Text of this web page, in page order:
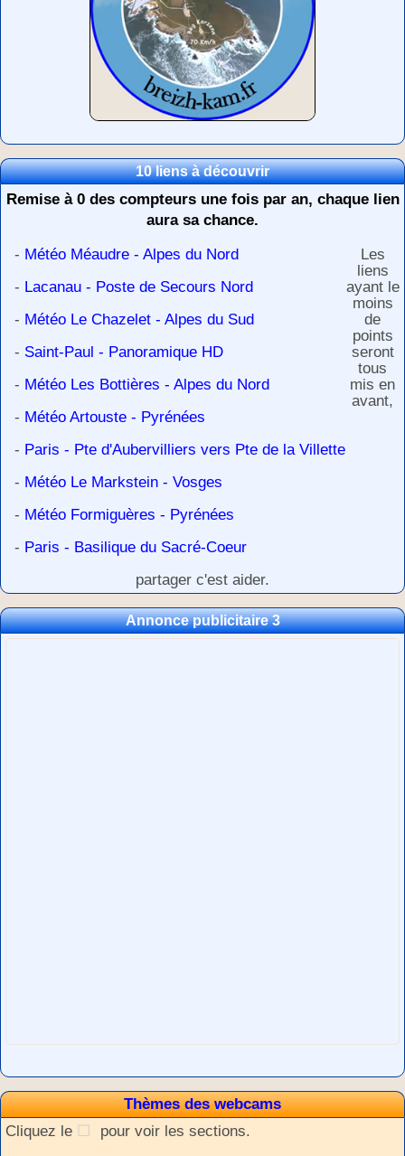
10 liens à découvrir
Remise à 0 des compteurs une fois par an, chaque lien
aura sa chance.
- Météo Méaudre - Alpes du Nord
- Lacanau - Poste de Secours Nord
- Météo Le Chazelet - Alpes du Sud
- Saint-Paul - Panoramique HD
- Météo Les Bottières - Alpes du Nord
- Météo Artouste - Pyrénées
- Paris - Pte d'Aubervilliers vers Pte de la Villette
- Météo Le Markstein - Vosges
- Météo Formiguères - Pyrénées
- Paris - Basilique du Sacré-Coeur
Les
liens
ayant le
moins
de
points
seront
tous
mis en
avant,
partager c'est aider.
Annonce publicitaire 3
Thèmes des webcams
Cliquez le
pour voir les sections.